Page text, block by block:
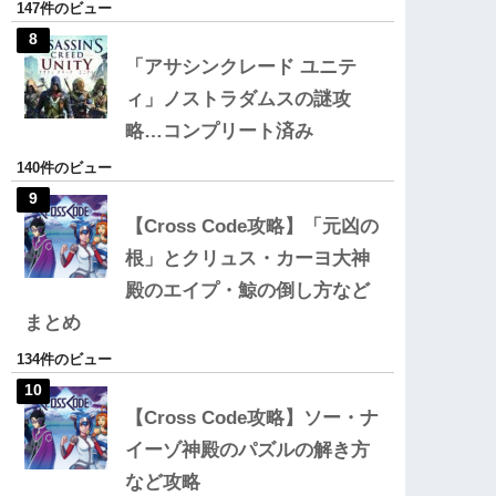
147件のビュー
「アサシンクレード ユニテ
ィ」ノストラダムスの謎攻
略…コンプリート済み
140件のビュー
【Cross Code攻略】「元凶の
根」とクリュス・カーヨ大神
殿のエイプ・鯨の倒し方など
まとめ
134件のビュー
【Cross Code攻略】ソー・ナ
イーゾ神殿のパズルの解き方
など攻略